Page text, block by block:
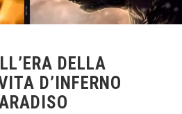
DELLA
D’INFERNO